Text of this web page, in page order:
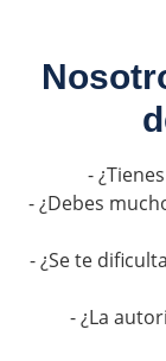
-
- ¿Debes
- ¿Se te
- ¿La